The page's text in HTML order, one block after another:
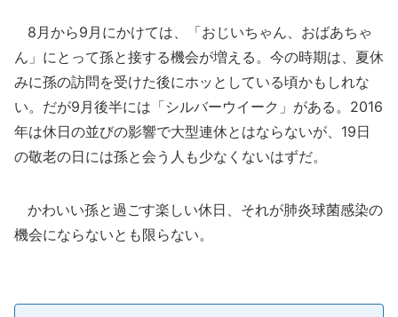
8月から9月にかけては、「おじいちゃん、おばあちゃ
ん」にとって孫と接する機会が増える。今の時期は、夏休
みに孫の訪問を受けた後にホッとしている頃かもしれな
い。だが9月後半には「シルバーウイーク」がある。2016
年は休日の並びの影響で大型連休とはならないが、19日
の敬老の日には孫と会う人も少なくないはずだ。
かわいい孫と過ごす楽しい休日、それが肺炎球菌感染の
機会にならないとも限らない。